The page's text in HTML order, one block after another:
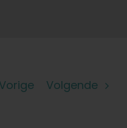
Vorige Volgende